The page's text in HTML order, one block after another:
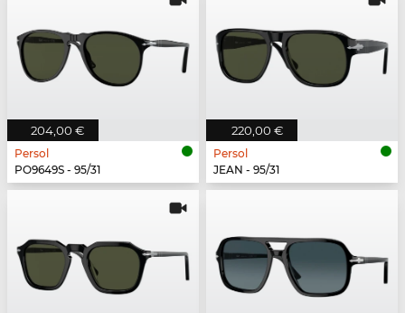
204,00 €
Persol
PO9649S - 95/31
220,00 €
Persol
JEAN - 95/31